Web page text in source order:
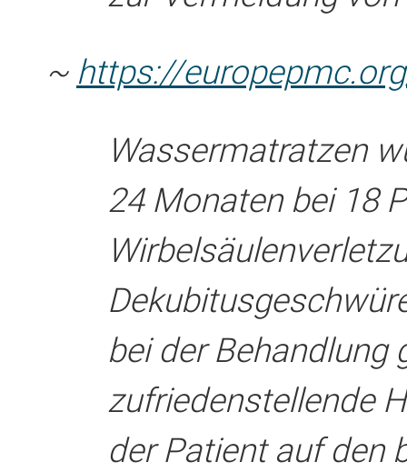
~ https://
Wassermatratzen
24 Monaten bei 18
bei der Behandlung
zufriedenstellende
der Patient auf den